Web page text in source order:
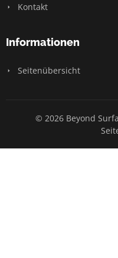
Kontakt
Informationen
Seitenübersicht
© 2026 Beyond